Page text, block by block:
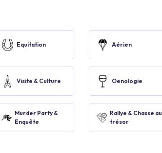
Equitation Aérien
Visite & Culture Oenologie
Murder Party &
Enquête
Rallye & Chasse au
trésor